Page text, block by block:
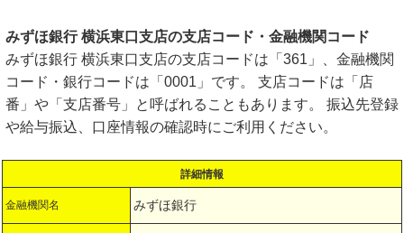
みずほ銀行 横浜東口支店の支店コード・金融機関コード
みずほ銀行 横浜東口支店の支店コードは「361」、金融機関
コード・銀行コードは「0001」です。 支店コードは「店
番」や「支店番号」と呼ばれることもあります。 振込先登録
や給与振込、口座情報の確認時にご利用ください。
詳細情報
金融機関名 みずほ銀行